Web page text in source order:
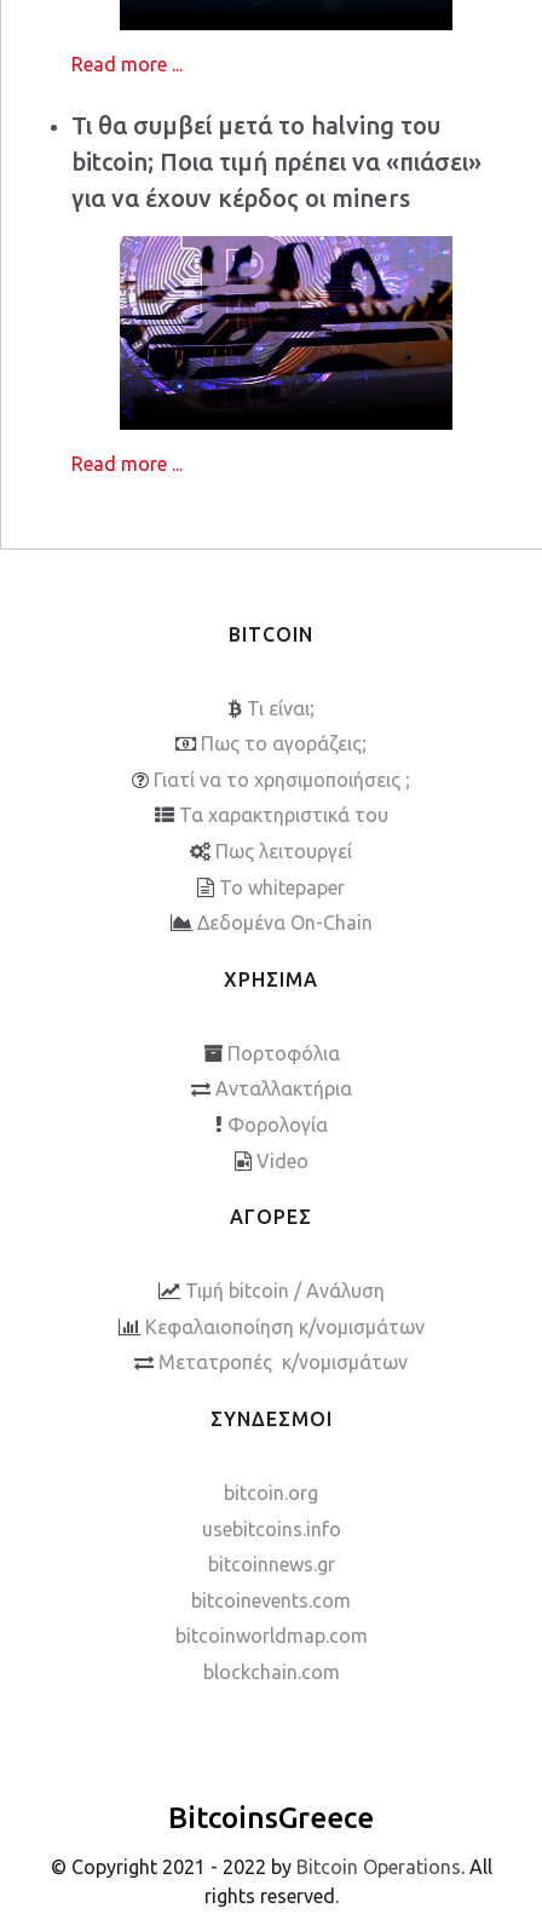
Read more ...
Τι θα συμβεί μετά το halving του
bitcoin; Ποια τιμή πρέπει να «πιάσει»
για να έχουν κέρδος οι miners
Read more ...
BITCOIN
Τι είναι;
Πως το αγοράζεις;
Γιατί να το χρησιμοποιήσεις ;
Τα χαρακτηριστικά του
Πως λειτουργεί
To whitepaper
Δεδομένα On-Chain
ΧΡΗΣΙΜΑ
Πορτοφόλια
Ανταλλακτήρια
Φορολογία
Video
ΑΓΟΡΕΣ
Τιμή bitcoin / Ανάλυση
Κεφαλαιοποίηση κ/νομισμάτων
Μετατροπές κ/νομισμάτων
ΣΥΝΔΕΣΜΟΙ
bitcoin.org
usebitcoins.info
bitcoinnews.gr
bitcoinevents.com
bitcoinworldmap.com
blockchain.com
BitcoinsGreece
© Copyright 2021 - 2022 by Bitcoin Operations. All
rights reserved.